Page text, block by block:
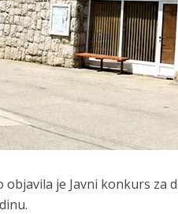
objavila je Javni konkurs